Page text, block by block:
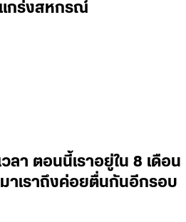
กร่งสหกรณ์
ลา ตอนนี้เราอยู่ใน 8 เดือน
เราถึงค่อยตื่นกันอีกรอบ